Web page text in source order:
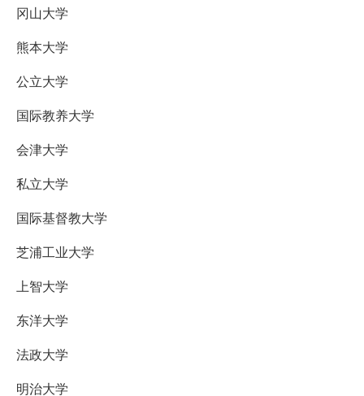
冈山大学
熊本大学
公立大学
国际教养大学
会津大学
私立大学
国际基督教大学
芝浦工业大学
上智大学
东洋大学
法政大学
明治大学